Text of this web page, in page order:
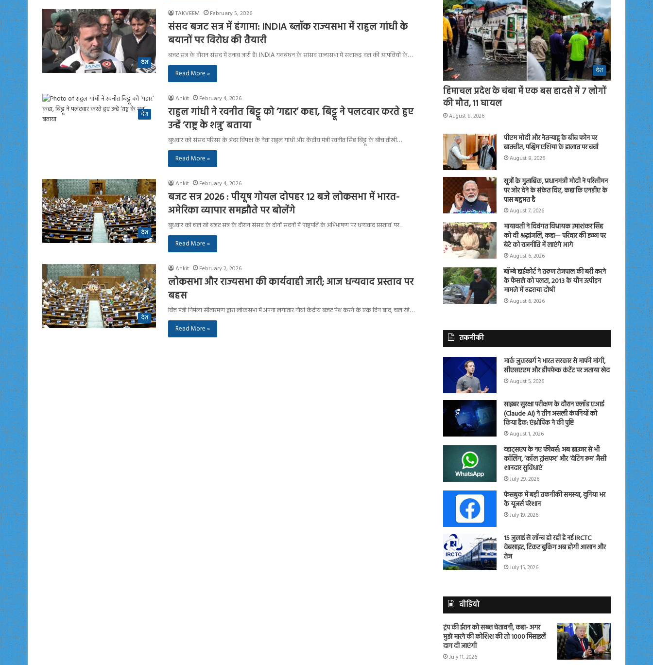
देश
TAKVEEM February 5, 2026
संसद बजट सत्र में हंगामा: INDIA ब्लॉक राज्यसभा में राहुल गांधी के
बयानों पर विरोध की तैयारी
बजट सत्र के दौरान संसद में तनाव जारी है। INDIA गठबंधन के सांसद राज्यसभा में सत्तारूढ़ दल की आपत्तियों के…
Read More »
देश
Ankit February 4, 2026
राहुल गांधी ने रवनीत बिट्टू को ‘गद्दार’ कहा, बिट्टू ने पलटवार करते हुए
उन्हें ‘राष्ट्र के शत्रु’ बताया
बुधवार को संसद परिसर के अंदर विपक्ष के नेता राहुल गांधी और केंद्रीय मंत्री रवनीत सिंह बिट्टू के बीच तीखी…
Read More »
देश
Ankit February 4, 2026
बजट सत्र 2026 : पीयूष गोयल दोपहर 12 बजे लोकसभा में भारत-
अमेरिका व्यापार समझौते पर बोलेंगे
बुधवार को चल रहे बजट सत्र के दौरान संसद के दोनों सदनों में ‘राष्ट्रपति के अभिभाषण पर धन्यवाद प्रस्ताव’ पर…
Read More »
देश
Ankit February 2, 2026
लोकसभा और राज्यसभा की कार्यवाही जारी; आज धन्यवाद प्रस्ताव पर
बहस
वित्त मंत्री निर्मला सीतारमण द्वारा लोकसभा में अपना लगातार नौवां केंद्रीय बजट पेश करने के एक दिन बाद, चल रहे…
Read More »
देश
हिमाचल प्रदेश के चंबा में एक बस हादसे में 7 लोगों
की मौत, 11 घायल
August 8, 2026
पीएम मोदी और नेतन्याहू के बीच फोन पर
बातचीत, पश्चिम एशिया के हालात पर चर्चा
August 8, 2026
सूत्रों के मुताबिक, प्रधानमंत्री मोदी ने परिसीमन
पर जोर देने के संकेत दिए, कहा कि एनडीए के
पास बहुमत है
August 7, 2026
मायावती ने दिवंगत विधायक उमाशंकर सिंह
को दी श्रद्धांजलि, कहा— परिवार की इच्छा पर
बेटे को राजनीति में लाएंगे आगे
August 6, 2026
बॉम्बे हाईकोर्ट ने तरुण तेजपाल की बरी करने
के फैसले को पलटा, 2013 के यौन उत्पीड़न
मामले में ठहराया दोषी
August 6, 2026
तकनीकी
मार्क जुकरबर्ग ने भारत सरकार से माफी मांगी,
सीएसएएम और डीपफेक कंटेंट पर जताया खेद
August 5, 2026
साइबर सुरक्षा परीक्षण के दौरान क्लॉड एआई
(Claude AI) ने तीन असली कंपनियों को
किया हैक: एंथ्रोपिक ने की पुष्टि
August 1, 2026
व्हाट्सएप के नए फीचर्स: अब ब्राउजर से भी
कॉलिंग, ‘कॉल ट्रांसफर’ और ‘वेटिंग रूम’ जैसी
शानदार सुविधाएं
July 29, 2026
फेसबुक में बड़ी तकनीकी समस्या, दुनिया भर
के यूजर्स परेशान
July 19, 2026
15 जुलाई से लॉन्च हो रही है नई IRCTC
वेबसाइट, टिकट बुकिंग अब होगी आसान और
तेज
July 15, 2026
वीडियो
ट्रंप की ईरान को सख्त चेतावनी, कहा- अगर
मुझे मारने की कोशिश की तो 1000 मिसाइलें
दाग दी जाएंगी
July 11, 2026